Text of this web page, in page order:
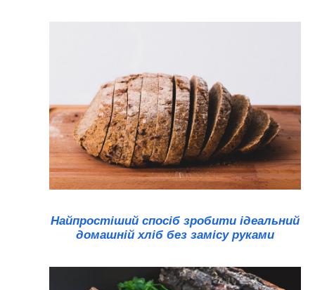
Найпростіший спосіб зробити ідеальний
домашній хліб без замісу руками